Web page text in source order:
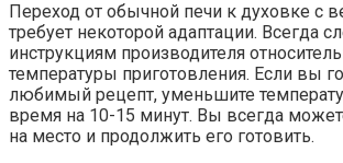
Переход от обычной печи к духовке с
требует некоторой адаптации. Всегда
инструкциям производителя
температуры приготовления. Если вы
любимый рецепт, уменьшите
время на 10-15 минут. Вы всегда
на место и продолжить его готовить.